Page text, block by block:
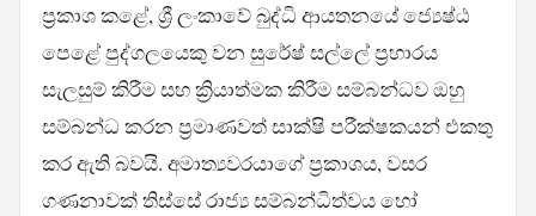
ප්‍රකාශ කළේ, ශ්‍රී ලංකාවේ බුද්ධි ආයතනයේ ජ්‍යෙෂ්ඨ
පෙළේ පුද්ගලයෙකු වන සුරේෂ් සල්ලේ ප්‍රහාරය
සැලසුම් කිරීම සහ ක්‍රියාත්මක කිරීම සම්බන්ධව ඔහු
සම්බන්ධ කරන ප්‍රමාණවත් සාක්ෂි පරීක්ෂකයන් එකතු
කර ඇති බවයි. අමාත්‍යවරයාගේ ප්‍රකාශය, වසර
ගණනාවක් තිස්සේ රාජ්‍ය සම්බන්ධිත්වය හෝ